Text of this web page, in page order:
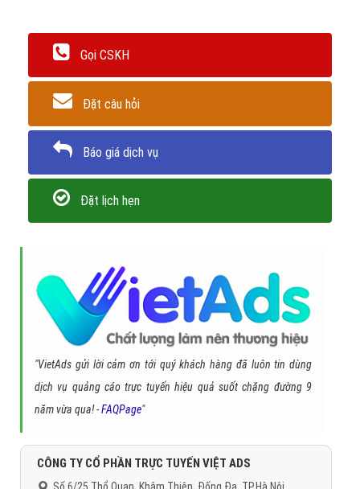
Gọi CSKH
Đặt câu hỏi
Báo giá dịch vụ
Đặt lịch hẹn
"VietAds gửi lời cảm ơn tới quý khách hàng đã luôn tin dùng
dịch vụ quảng cáo trực tuyến hiệu quả suốt chặng đường 9
năm vừa qua! -FAQPage"
CÔNG TY CỔ PHẦN TRỰC TUYẾN VIỆT ADS